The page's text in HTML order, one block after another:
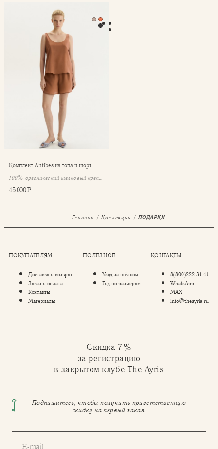
⁠⁠Комплект Antibes из топа и шорт
⁠⁠Комплект Antibes из топа и шорт
100% органический шелковый крепдешин
45 000 ₽
Главная Коллекции ПОДАРКИ
ПОКУПАТЕЛЯМ
Доставка и возврат
Заказ и оплата
Контакты
Материалы
ПОЛЕЗНОЕ
Уход за шёлком
Гид по размерам
КОНТАКТЫ
8(800)222 34 41
WhatsApp
MAX
info@theayris.ru
Скидка 7%
за регистрацию
в закрытом клубе The Ayris
Подпишитесь, чтобы получить приветственную
скидку на первый заказ.
E-mail